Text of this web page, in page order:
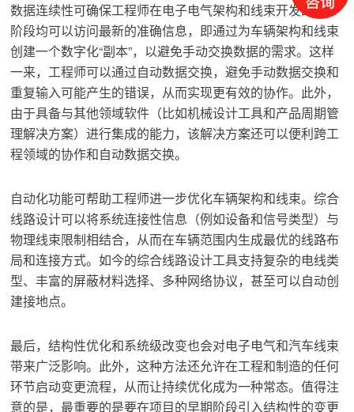
数据连续性可确保工程师在电子电气架构和线束开发的各个
阶段均可以访问最新的准确信息，即通过为车辆架构和线束
创建一个数字化“副本”，以避免手动交换数据的需求。这样
一来，工程师可以通过自动数据交换，避免手动数据交换和
重复输入可能产生的错误，从而实现更有效的协作。此外，
由于具备与其他领域软件（比如机械设计工具和产品周期管
理解决方案）进行集成的能力，该解决方案还可以便利跨工
程领域的协作和自动数据交换。
自动化功能可帮助工程师进一步优化车辆架构和线束。综合
线路设计可以将系统连接性信息（例如设备和信号类型）与
物理线束限制相结合，从而在车辆范围内生成最优的线路布
局和连接方式。如今的综合线路设计工具支持复杂的电线类
型、丰富的屏蔽材料选择、多种网络协议，甚至可以自动创
建接地点。
最后，结构性优化和系统级改变也会对电子电气和汽车线束
带来广泛影响。此外，这种方法还允许在工程和制造的任何
环节启动变更流程，从而让持续优化成为一种常态。值得注
意的是，最重要的是要在项目的早期阶段引入结构性的变更